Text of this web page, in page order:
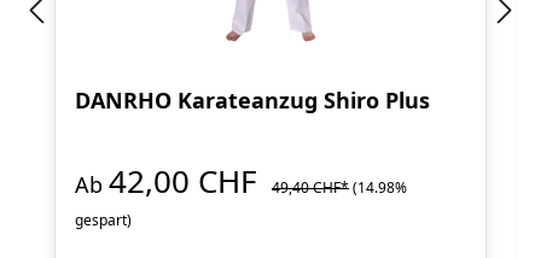
DANRHO Karateanzug Shiro Plus
Ab 42,00 CHF 49,40 CHF*(14.98%
gespart)